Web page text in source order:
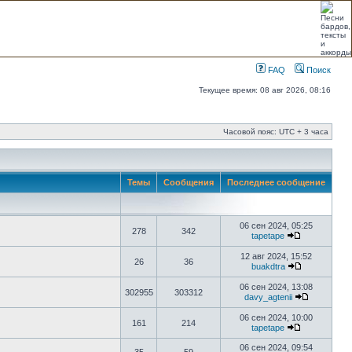
FAQ Поиск
Текущее время: 08 авг 2026, 08:16
Часовой пояс: UTC + 3 часа
Темы Сообщения Последнее сообщение
278 342
06 сен 2024, 05:25
tapetape
26 36
12 авг 2024, 15:52
buakdtra
302955 303312
06 сен 2024, 13:08
davy_agtenii
161 214
06 сен 2024, 10:00
tapetape
06 сен 2024, 09:54